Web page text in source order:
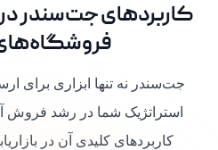
کاربردهای جت‌سندر در
فروشگاه‌های
جت‌سندر نه تنها ابزاری برای
استراتژیک شما در رشد فروش
کاربردهای کلیدی آن در